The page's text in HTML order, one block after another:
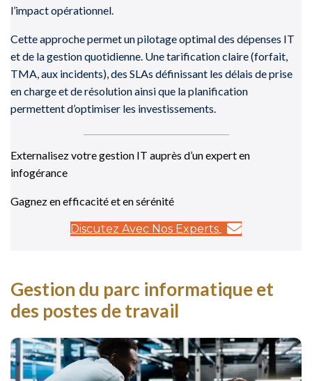
l’impact opérationnel.
Cette approche permet un pilotage optimal des dépenses IT
et de la gestion quotidienne. Une tarification claire (forfait,
TMA, aux incidents), des SLAs définissant les délais de prise
en charge et de résolution ainsi que la planification
permettent d’optimiser les investissements.
Externalisez votre gestion IT auprès d’un expert en
infogérance
Gagnez en efficacité et en sérénité
Discutez Avec Nos Experts
Gestion du parc informatique et
des postes de travail